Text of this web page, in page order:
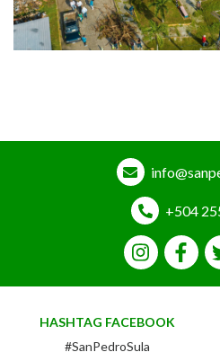
+504
HASHTAG FACEBOOK
#SanPedroSula